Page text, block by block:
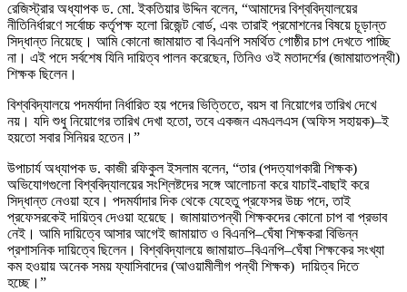
রেজিস্ট্রার অধ্যাপক ড. মো. ইকতিয়ার উদ্দিন বলেন, “আমাদের বিশ্ববিদ্যালয়ের
নীতিনির্ধারণে সর্বোচ্চ কর্তৃপক্ষ হলো রিজেন্ট বোর্ড, এবং তারাই প্রমোশনের বিষয়ে চূড়ান্ত
সিদ্ধান্ত নিয়েছে। আমি কোনো জামায়াত বা বিএনপি সমর্থিত গোষ্ঠীর চাপ দেখতে পাচ্ছি
না। এই পদে সর্বশেষ যিনি দায়িত্ব পালন করেছেন, তিনিও ওই মতাদর্শের (জামায়াতপন্থী)
শিক্ষক ছিলেন।
বিশ্ববিদ্যালয়ে পদমর্যাদা নির্ধারিত হয় পদের ভিত্তিতে, বয়স বা নিয়োগের তারিখ দেখে
নয়। যদি শুধু নিয়োগের তারিখ দেখা হতো, তবে একজন এমএলএস (অফিস সহায়ক)–ই
হয়তো সবার সিনিয়র হতেন।”
উপাচার্য অধ্যাপক ড. কাজী রফিকুল ইসলাম বলেন, “তার (পদত্যাগকারী শিক্ষক)
অভিযোগগুলো বিশ্ববিদ্যালয়ের সংশ্লিষ্টদের সঙ্গে আলোচনা করে যাচাই-বাছাই করে
সিদ্ধান্ত নেওয়া হবে। পদমর্যাদার দিক থেকে যেহেতু প্রফেসর উচ্চ পদে, তাই
প্রফেসরকেই দায়িত্ব দেওয়া হয়েছে। জামায়াতপন্থী শিক্ষকদের কোনো চাপ বা প্রভাব
নেই। আমি দায়িত্বে আসার আগেই জামায়াত ও বিএনপি–ঘেঁষা শিক্ষকরা বিভিন্ন
প্রশাসনিক দায়িত্বে ছিলেন। বিশ্ববিদ্যালয়ে জামায়াত–বিএনপি–ঘেঁষা শিক্ষকের সংখ্যা
কম হওয়ায় অনেক সময় ফ্যাসিবাদের (আওয়ামীলীগ পন্থী শিক্ষক) দায়িত্ব দিতে
হচ্ছে।”